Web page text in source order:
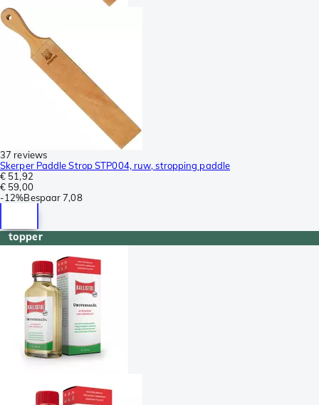
37 reviews
Skerper Paddle Strop STP004, ruw, stropping paddle
€ 51,92
€ 59,00
-12%Bespaar 7,08
topper